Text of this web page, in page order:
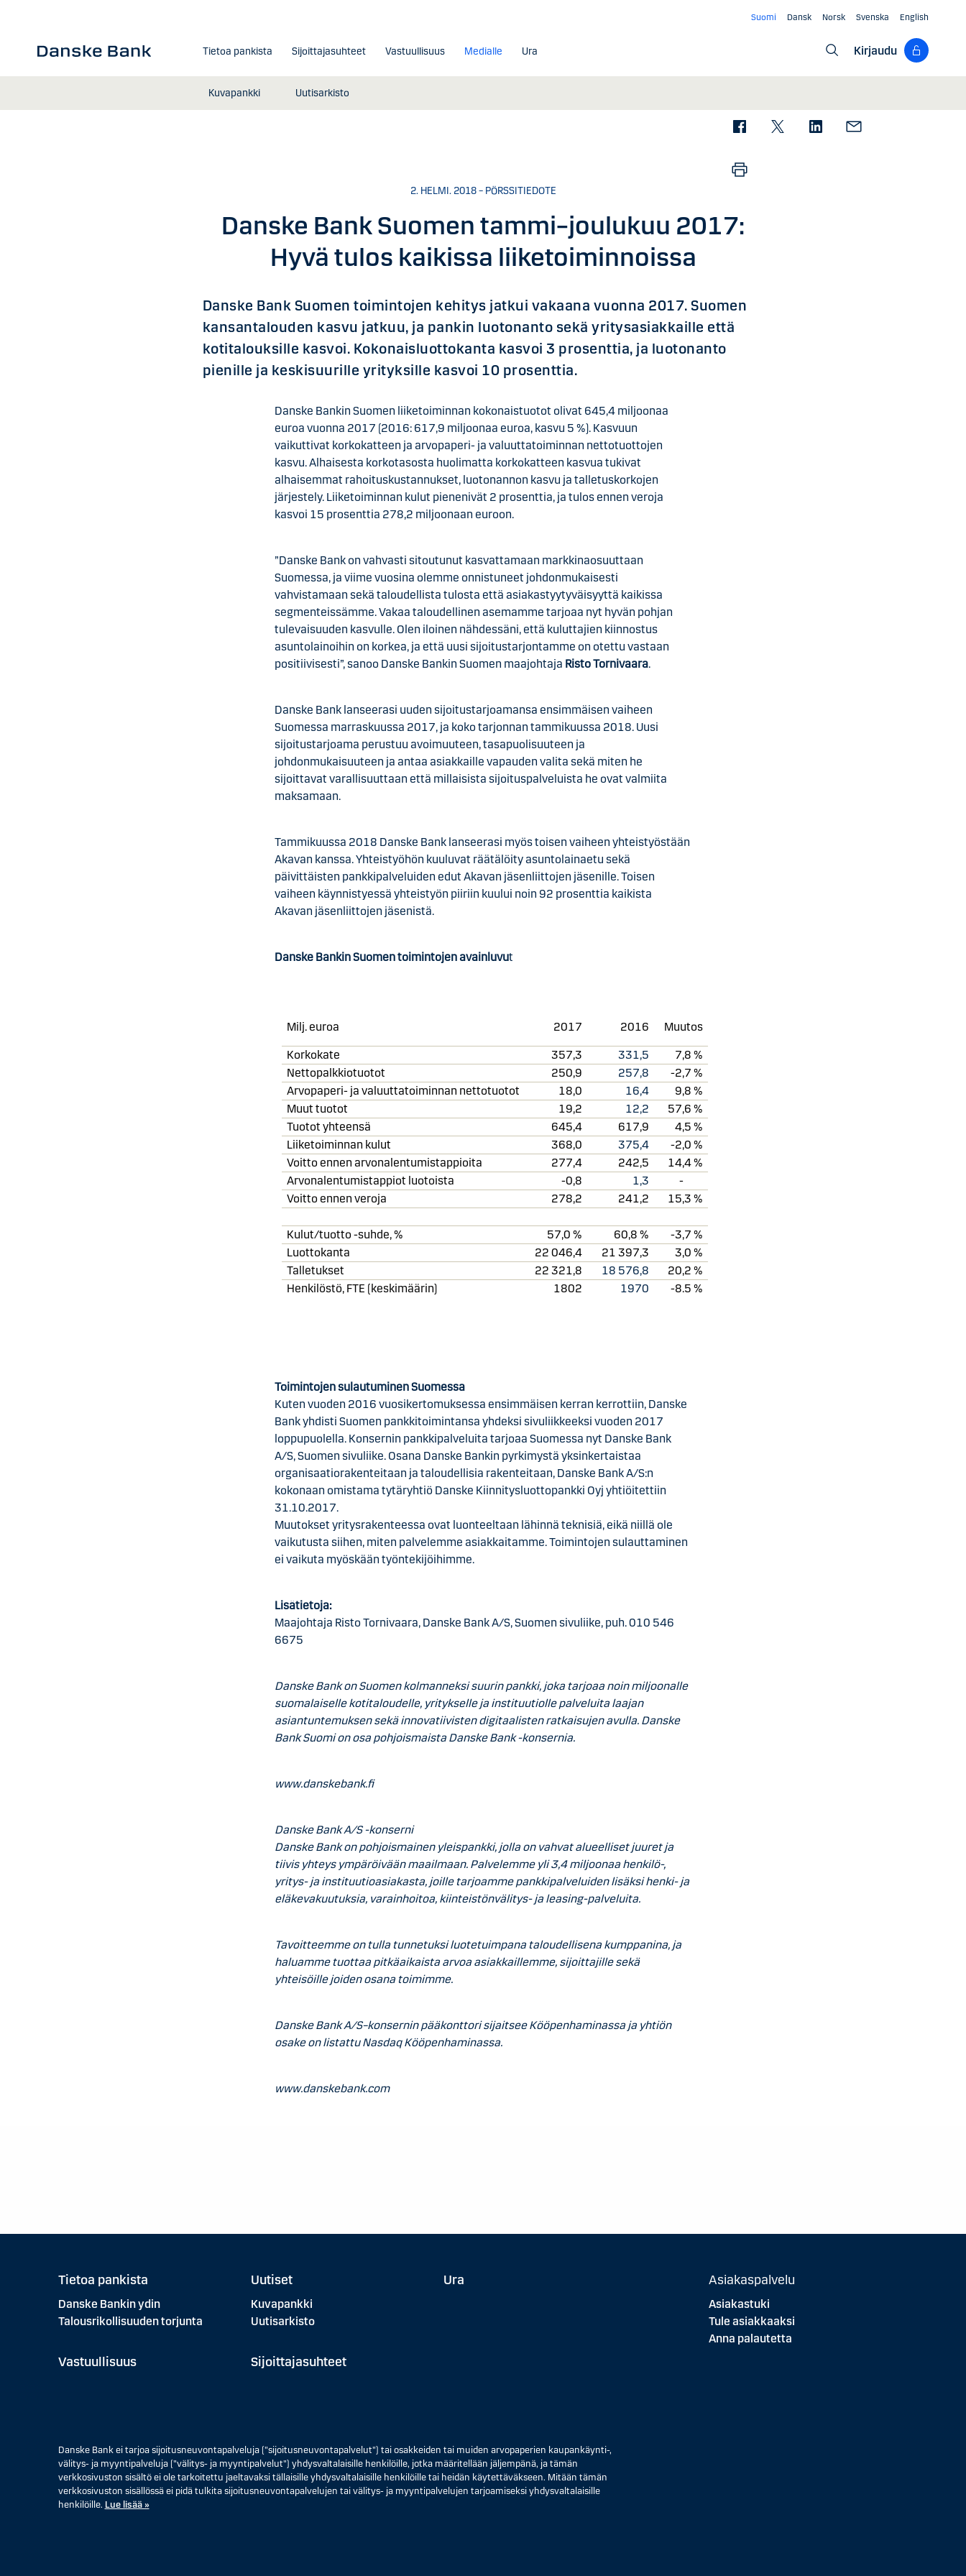
Suomi Dansk Norsk Svenska English
Tietoa pankista Sijoittajasuhteet Vastuullisuus Medialle
Kuvapankki Uutisarkisto
Ura Kirjaudu
2. HELMI. 2018 – PÖRSSITIEDOTE
Danske Bank Suomen tammi–joulukuu 2017:
Hyvä tulos kaikissa liiketoiminnoissa
Danske Bank Suomen toimintojen kehitys jatkui vakaana vuonna 2017. Suomen
kansantalouden kasvu jatkuu, ja pankin luotonanto sekä yritysasiakkaille että
kotitalouksille kasvoi. Kokonaisluottokanta kasvoi 3 prosenttia, ja luotonanto
pienille ja keskisuurille yrityksille kasvoi 10 prosenttia.
Danske Bankin Suomen liiketoiminnan kokonaistuotot olivat 645,4 miljoonaa
euroa vuonna 2017 (2016: 617,9 miljoonaa euroa, kasvu 5 %). Kasvuun
vaikuttivat korkokatteen ja arvopaperi- ja valuuttatoiminnan nettotuottojen
kasvu. Alhaisesta korkotasosta huolimatta korkokatteen kasvua tukivat
alhaisemmat rahoituskustannukset, luotonannon kasvu ja talletuskorkojen
järjestely. Liiketoiminnan kulut pienenivät 2 prosenttia, ja tulos ennen veroja
kasvoi 15 prosenttia 278,2 miljoonaan euroon.
”Danske Bank on vahvasti sitoutunut kasvattamaan markkinaosuuttaan
Suomessa, ja viime vuosina olemme onnistuneet johdonmukaisesti
vahvistamaan sekä taloudellista tulosta että asiakastyytyväisyyttä kaikissa
segmenteissämme. Vakaa taloudellinen asemamme tarjoaa nyt hyvän pohjan
tulevaisuuden kasvulle. Olen iloinen nähdessäni, että kuluttajien kiinnostus
asuntolainoihin on korkea, ja että uusi sijoitustarjontamme on otettu vastaan
positiivisesti”, sanoo Danske Bankin Suomen maajohtaja Risto Tornivaara.
Danske Bank lanseerasi uuden sijoitustarjoamansa ensimmäisen vaiheen
Suomessa marraskuussa 2017, ja koko tarjonnan tammikuussa 2018. Uusi
sijoitustarjoama perustuu avoimuuteen, tasapuolisuuteen ja
johdonmukaisuuteen ja antaa asiakkaille vapauden valita sekä miten he
sijoittavat varallisuuttaan että millaisista sijoituspalveluista he ovat valmiita
maksamaan.
Tammikuussa 2018 Danske Bank lanseerasi myös toisen vaiheen yhteistyöstään
Akavan kanssa. Yhteistyöhön kuuluvat räätälöity asuntolainaetu sekä
päivittäisten pankkipalveluiden edut Akavan jäsenliittojen jäsenille. Toisen
vaiheen käynnistyessä yhteistyön piiriin kuului noin 92 prosenttia kaikista
Akavan jäsenliittojen jäsenistä.
Danske Bankin Suomen toimintojen avainluvut
Milj. euroa 2017 2016 Muutos
Korkokate 357,3 331,5
7,8 %
Nettopalkkiotuotot
250,9 257,8
-2,7 %
Arvopaperi- ja valuuttatoiminnan nettotuotot
18,0 16,4
9,8 %
Muut tuotot
19,2 12,2
57,6 %
Tuotot yhteensä
645,4 617,9
4,5 %
Liiketoiminnan kulut
368,0 375,4
-2,0 %
Voitto ennen arvonalentumistappioita
277,4 242,5
14,4 %
Arvonalentumistappiot luotoista
-0,8 1,3
-
Voitto ennen veroja
278,2 241,2 15,3 %
Kulut/tuotto -suhde, % 57,0 % 60,8 %
-3,7 %
Luottokanta
22 046,4 21 397,3
3,0 %
Talletukset
22 321,8 18 576,8
20,2 %
Henkilöstö, FTE (keskimäärin)
1802 1970 -8.5 %
Toimintojen sulautuminen Suomessa
Kuten vuoden 2016 vuosikertomuksessa ensimmäisen kerran kerrottiin, Danske
Bank yhdisti Suomen pankkitoimintansa yhdeksi sivuliikkeeksi vuoden 2017
loppupuolella. Konsernin pankkipalveluita tarjoaa Suomessa nyt Danske Bank
A/S, Suomen sivuliike. Osana Danske Bankin pyrkimystä yksinkertaistaa
organisaatiorakenteitaan ja taloudellisia rakenteitaan, Danske Bank A/S:n
kokonaan omistama tytäryhtiö Danske Kiinnitysluottopankki Oyj yhtiöitettiin
31.10.2017.
Muutokset yritysrakenteessa ovat luonteeltaan lähinnä teknisiä, eikä niillä ole
vaikutusta siihen, miten palvelemme asiakkaitamme. Toimintojen sulauttaminen
ei vaikuta myöskään työntekijöihimme.
Lisätietoja:
Maajohtaja Risto Tornivaara, Danske Bank A/S, Suomen sivuliike, puh. 010 546
6675
Danske Bank on Suomen kolmanneksi suurin pankki, joka tarjoaa noin miljoonalle
suomalaiselle kotitaloudelle, yritykselle ja instituutiolle palveluita laajan
asiantuntemuksen sekä innovatiivisten digitaalisten ratkaisujen avulla. Danske
Bank Suomi on osa pohjoismaista Danske Bank -konsernia.
www.danskebank.fi
Danske Bank A/S -konserni
Danske Bank on pohjoismainen yleispankki, jolla on vahvat alueelliset juuret ja
tiivis yhteys ympäröivään maailmaan. Palvelemme yli 3,4 miljoonaa henkilö-,
yritys- ja instituutioasiakasta, joille tarjoamme pankkipalveluiden lisäksi henki- ja
eläkevakuutuksia, varainhoitoa, kiinteistönvälitys- ja leasing-palveluita.
Tavoitteemme on tulla tunnetuksi luotetuimpana taloudellisena kumppanina, ja
haluamme tuottaa pitkäaikaista arvoa asiakkaillemme, sijoittajille sekä
yhteisöille joiden osana toimimme.
Danske Bank A/S–konsernin pääkonttori sijaitsee Kööpenhaminassa ja yhtiön
osake on listattu Nasdaq Kööpenhaminassa.
www.danskebank.com
Tietoa pankista
Danske Bankin ydin
Talousrikollisuuden torjunta
Vastuullisuus
Uutiset
Kuvapankki
Uutisarkisto
Sijoittajasuhteet
Ura Asiakaspalvelu
Asiakastuki
Tule asiakkaaksi
Anna palautetta
Danske Bank ei tarjoa sijoitusneuvontapalveluja ("sijoitusneuvontapalvelut") tai osakkeiden tai muiden arvopaperien kaupankäynti-,
välitys- ja myyntipalveluja ("välitys- ja myyntipalvelut") yhdysvaltalaisille henkilöille, jotka määritellään jäljempänä, ja tämän
verkkosivuston sisältö ei ole tarkoitettu jaeltavaksi tällaisille yhdysvaltalaisille henkilöille tai heidän käytettäväkseen. Mitään tämän
verkkosivuston sisällössä ei pidä tulkita sijoitusneuvontapalvelujen tai välitys- ja myyntipalvelujen tarjoamiseksi yhdysvaltalaisille
henkilöille. Lue lisää »